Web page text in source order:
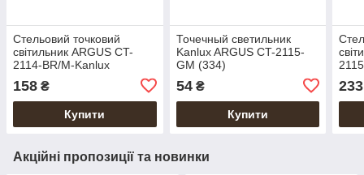
Стельовий точковий
світильник ARGUS CT-
2114-BR/M-Kanlux
158 ₴
Купити
Точечный светильник
Kanlux ARGUS CT-2115-
GM (334)
54₴
Купити
233
Акційні пропозиції та новинки